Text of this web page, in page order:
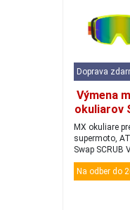
Doprava
Výmena
okuliarov
čierna/
MX okuliare
supermoto,
Swap SCRUB
by mal...
Na odber do